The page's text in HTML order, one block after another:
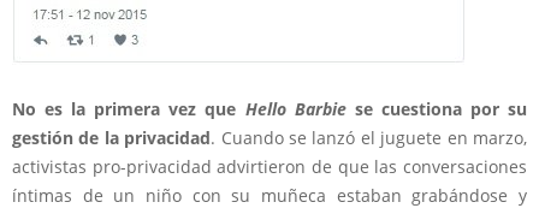
No es la primera vez que Hello Barbiese cuestiona por su
gestión de la privacidad. Cuando se lanzó el juguete en marzo,
activistas pro-privacidad advirtieron de que las conversaciones
íntimas de un niño con su muñeca estaban grabándose y